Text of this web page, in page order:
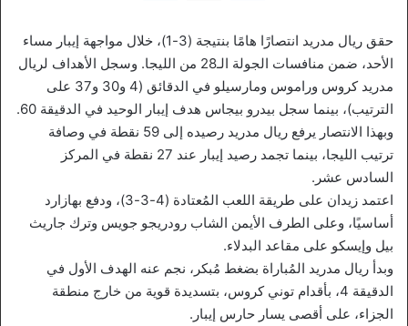
حقق ريال مدريد انتصارًا هامًا بنتيجة (3-1)، خلال مواجهة إيبار مساء
الأحد، ضمن منافسات الجولة الـ28 من الليجا. وسجل الأهداف لريال
مدريد كروس وراموس ومارسيلو في الدقائق (4 و30 و37 على
الترتيب)، بينما سجل بيدرو بيجاس هدف إيبار الوحيد في الدقيقة 60.
وبهذا الانتصار يرفع ريال مدريد رصيده إلى 59 نقطة في وصافة
ترتيب الليجا، بينما تجمد رصيد إيبار عند 27 نقطة في المركز
السادس عشر.
اعتمد زيدان على طريقة اللعب المُعتادة (4-3-3)، ودفع بهازارد
أساسيًا، وعلى الطرف الأيمن الشاب رودريجو جويس وترك جاريث
بيل وإيسكو على مقاعد البدلاء.
وبدأ ريال مدريد المُباراة بضغط مُبكر، نجم عنه الهدف الأول في
الدقيقة 4، بأقدام توني كروس، بتسديدة قوية من خارج منطقة
الجزاء، على أقصى يسار حارس إيبار.